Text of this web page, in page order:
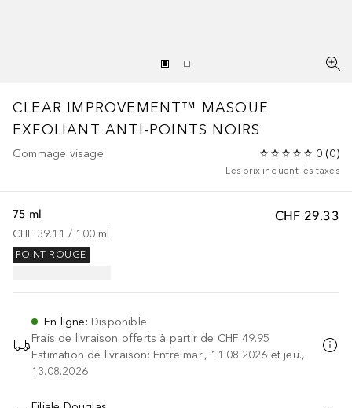
CLEAR IMPROVEMENT™ MASQUE
EXFOLIANT ANTI-POINTS NOIRS
Gommage visage 0 (0)
Les prix incluent les taxes
CHF 29.33
75 ml
CHF 39.11 / 100 ml
POINT ROUGE
En ligne: Disponible
Frais de livraison offerts à partir de CHF 49.95
Estimation de livraison: Entre mar., 11.08.2026 et jeu.,
13.08.2026